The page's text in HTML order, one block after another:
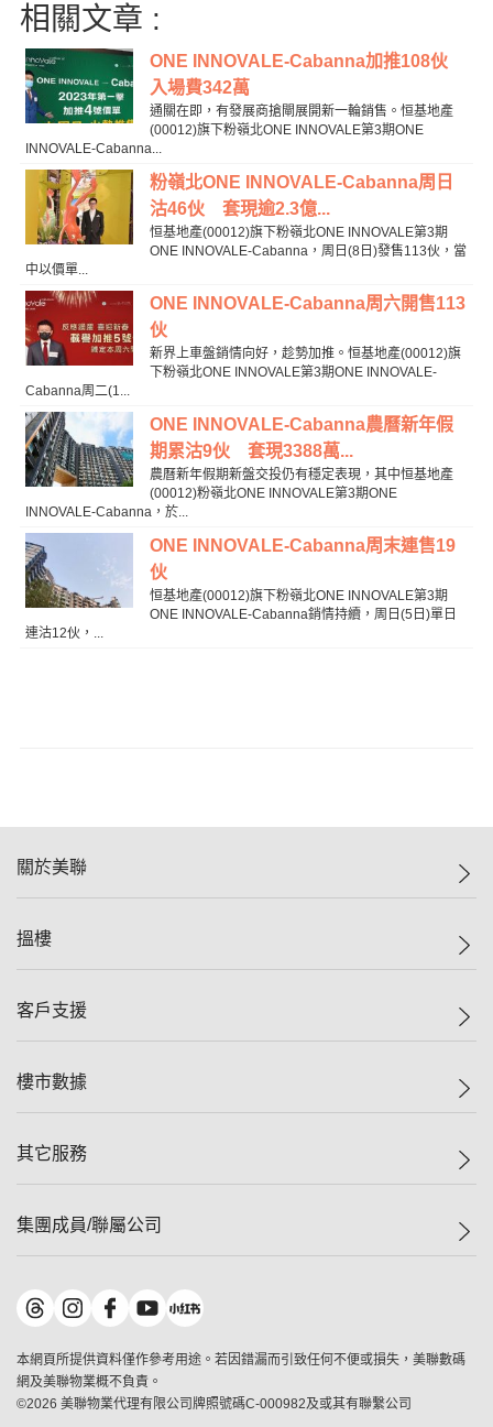
相關文章 :
ONE INNOVALE-Cabanna加推108伙
入場費342萬
通關在即，有發展商搶閘展開新一輪銷售。恒基地產
(00012)旗下粉嶺北ONE INNOVALE第3期ONE
INNOVALE-Cabanna...
粉嶺北ONE INNOVALE-Cabanna周日
沽46伙 套現逾2.3億...
恒基地產(00012)旗下粉嶺北ONE INNOVALE第3期
ONE INNOVALE-Cabanna，周日(8日)發售113伙，當
中以價單...
ONE INNOVALE-Cabanna周六開售113
伙
新界上車盤銷情向好，趁勢加推。恒基地產(00012)旗
下粉嶺北ONE INNOVALE第3期ONE INNOVALE-
Cabanna周二(1...
ONE INNOVALE-Cabanna農曆新年假
期累沽9伙 套現3388萬...
農曆新年假期新盤交投仍有穩定表現，其中恒基地產
(00012)粉嶺北ONE INNOVALE第3期ONE
INNOVALE-Cabanna，於...
ONE INNOVALE-Cabanna周末連售19
伙
恒基地產(00012)旗下粉嶺北ONE INNOVALE第3期
ONE INNOVALE-Cabanna銷情持續，周日(5日)單日
連沽12伙，...
關於美聯
美聯集團
人才招募
搵樓
一手新盤
減價
美聯豪宅
獨家樓盤
租盤
客戶支援
自助放盤
查詢熱線
按揭計算機
負擔能力計算機
轉按計算機
繳款方式
樓市數據
樓價指數
歷史成交
屋苑成交排行榜
地區百科
其它服務
屋苑專頁
美聯精英會
美善會
地產代理管理協會
集團成員/聯屬公司
美聯物業
鋑聯控股*
美聯工商舖*
美聯中國
美聯澳門
本網頁所提供資料僅作參考用途。若因錯漏而引致任何不便或損失，美聯數碼
網及美聯物業概不負責。
©2026 美聯物業代理有限公司牌照號碼C-000982及或其有聯繫公司